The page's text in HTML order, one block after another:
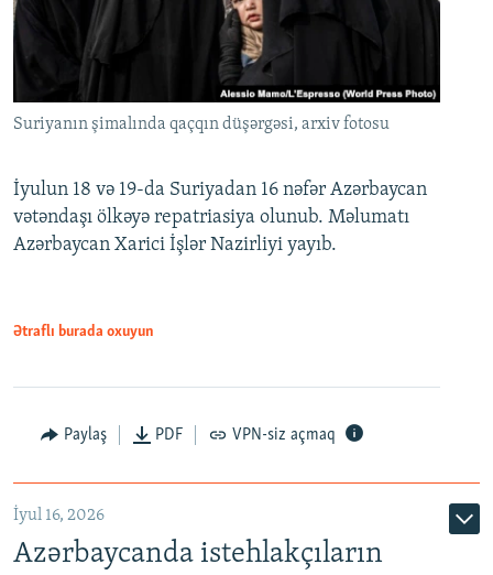
Suriyanın şimalında qaçqın düşərgəsi, arxiv fotosu
İyulun 18 və 19-da Suriyadan 16 nəfər Azərbaycan
vətəndaşı ölkəyə repatriasiya olunub. Məlumatı
Azərbaycan Xarici İşlər Nazirliyi yayıb.
Ətraflı burada oxuyun
Paylaş PDF VPN-siz açmaq
İyul 16, 2026
Azərbaycanda istehlakçıların